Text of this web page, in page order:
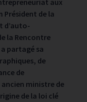
aux
Président de la
d’auto-
la Rencontre
a partagé sa
de
de
ministre de
de la loi clé